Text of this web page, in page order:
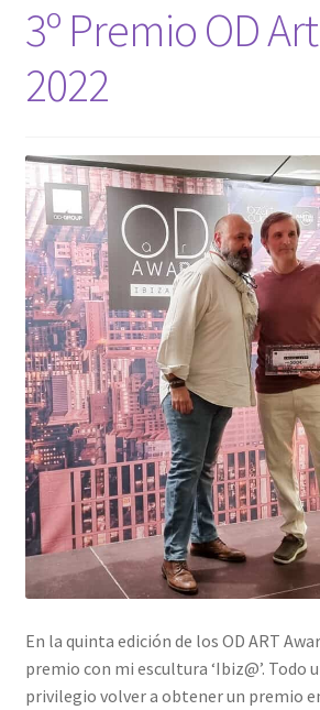
3º Premio OD
2022
En la quinta edición de los OD ART
premio con mi escultura ‘Ibiz@’. Todo
privilegio volver a obtener un premio